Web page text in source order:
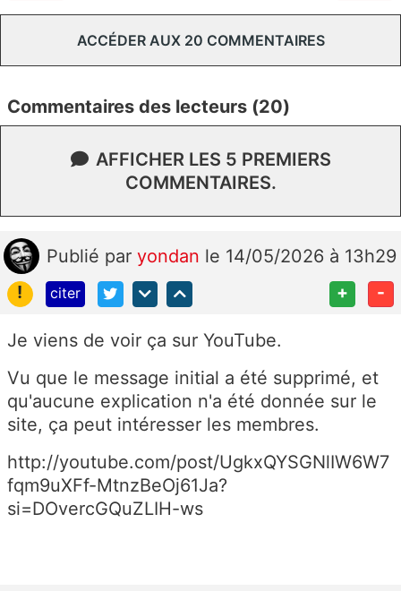
ACCÉDER AUX 20 COMMENTAIRES
Commentaires des lecteurs (20)
AFFICHER LES 5 PREMIERS
COMMENTAIRES.
Publié par yondan le 14/05/2026 à 13h29
!
citer + -
Je viens de voir ça sur YouTube.
Vu que le message initial a été supprimé, et
qu'aucune explication n'a été donnée sur le
site, ça peut intéresser les membres.
http://youtube.com/post/UgkxQYSGNlIW6W7
fqm9uXFf-MtnzBeOj61Ja?
si=DOvercGQuZLIH-ws